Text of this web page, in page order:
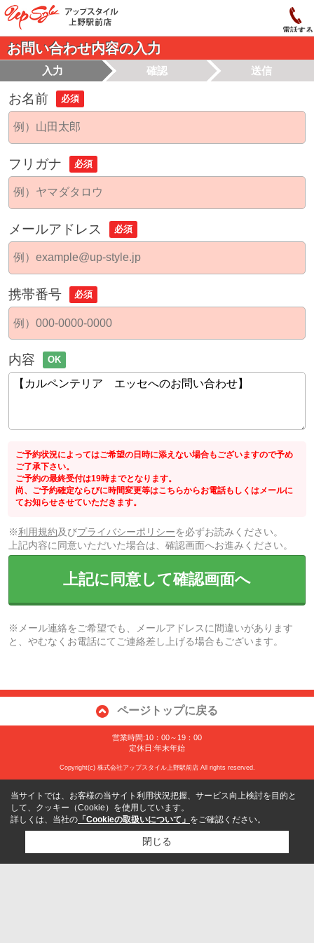
電話する
お問い合わせ内容の入力
入力 確認 送信
お名前 必須
フリガナ 必須
メールアドレス 必須
携帯番号 必須
内容 OK
ご予約状況によってはご希望の日時に添えない場合もございますので予め
ご了承下さい。
ご予約の最終受付は19時までとなります。
尚、ご予約確定ならびに時間変更等はこちらからお電話もしくはメールに
てお知らせさせていただきます。
※利用規約及びプライバシーポリシーを必ずお読みください。
上記内容に同意いただいた場合は、確認画面へお進みください。
上記に同意して確認画面へ
※メール連絡をご希望でも、メールアドレスに間違いがあります
と、やむなくお電話にてご連絡差し上げる場合もございます。
ページトップに戻る
営業時間:10：00～19：00
定休日:年末年始
Copyright(c) 株式会社アップスタイル上野駅前店 All rights reserved.
当サイトでは、お客様の当サイト利用状況把握、サービス向上検討を目的と
して、クッキー（Cookie）を使用しています。
詳しくは、当社の 「Cookieの取扱いについて」 をご確認ください。
閉じる